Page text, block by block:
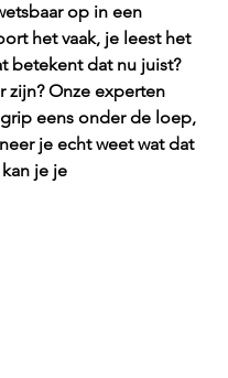
op in een
het vaak, je leest het
betekent dat nu juist?
zijn? Onze experten
eens onder de loep,
je echt weet wat dat
je je